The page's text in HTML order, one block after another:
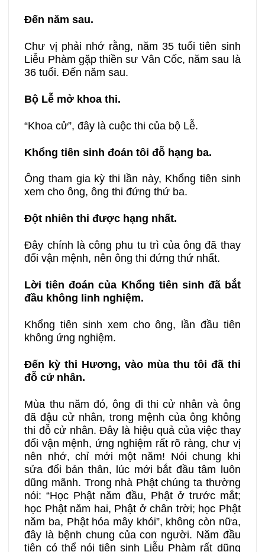
Đến năm sau.
Chư vị phải nhớ rằng, năm 35 tuổi tiên sinh
Liễu Phàm gặp thiền sư Vân Cốc, năm sau là
36 tuổi. Đến năm sau.
Bộ Lễ mở khoa thi.
“Khoa cử”, đây là cuộc thi của bộ Lễ.
Khổng tiên sinh đoán tôi đỗ hạng ba.
Ông tham gia kỳ thi lần này, Khổng tiên sinh
xem cho ông, ông thi đứng thứ ba.
Đột nhiên thi được hạng nhất.
Đây chính là công phu tu trì của ông đã thay
đổi vận mệnh, nên ông thi đứng thứ nhất.
Lời tiên đoán của Khổng tiên sinh đã bắt
đầu không linh nghiệm.
Khổng tiên sinh xem cho ông, lần đầu tiên
không ứng nghiệm.
Đến kỳ thi Hương, vào mùa thu tôi đã thi
đỗ cử nhân.
Mùa thu năm đó, ông đi thi cử nhân và ông
đã đậu cử nhân, trong mệnh của ông không
thi đỗ cử nhân. Đây là hiệu quả của việc thay
đổi vận mệnh, ứng nghiệm rất rõ ràng, chư vị
nên nhớ, chỉ mới một năm! Nói chung khi
sửa đổi bản thân, lúc mới bắt đầu tâm luôn
dũng mãnh. Trong nhà Phật chúng ta thường
nói: “Học Phật năm đầu, Phật ở trước mắt;
học Phật năm hai, Phật ở chân trời; học Phật
năm ba, Phật hóa mây khói”, không còn nữa,
đây là bệnh chung của con người. Năm đầu
tiên có thể nói tiên sinh Liễu Phàm rất dũng